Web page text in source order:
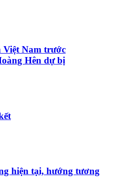
Việt Nam trước
Hên dự bị
hiện tại, hướng tương